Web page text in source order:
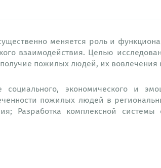
меняется роль и
взаимодействия. Целью
пожилых людей, их вовлечения
экономического и
пожилых людей в
Разработка комплексной